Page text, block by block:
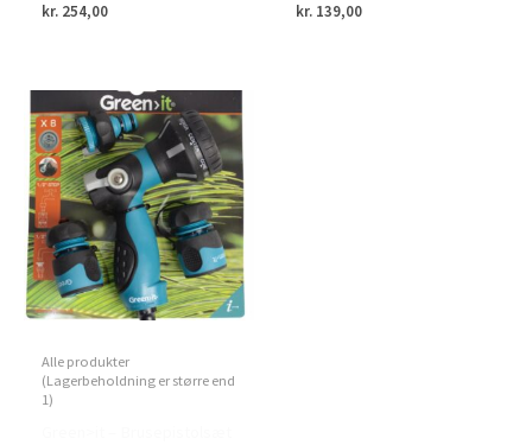
kr. 254,00 kr. 139,00
Alle produkter
(Lagerbeholdning er større end
1)